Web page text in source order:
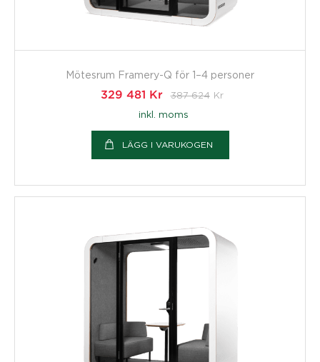
Mötesrum Framery-Q för 1–4 personer
329 481
Kr 387 624 Kr
inkl. moms
LÄGG I VARUKOGEN